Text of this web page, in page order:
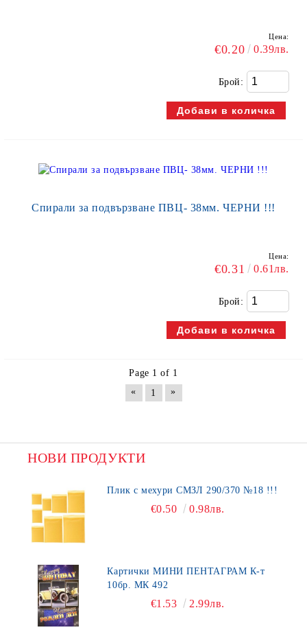
Цена:
€0.20 0.39лв.
Брой:
Спирали за подвързване ПВЦ- 38мм. ЧЕРНИ !!!
Цена:
€0.31 0.61лв.
Брой:
Page 1 of 1
«
1 »
НОВИ ПРОДУКТИ
Плик с мехури СМЗЛ 290/370 №18 !!!
€0.50 0.98лв.
Картички МИНИ ПЕНТАГРАМ К-т
10бр. МК 492
€1.53 2.99лв.